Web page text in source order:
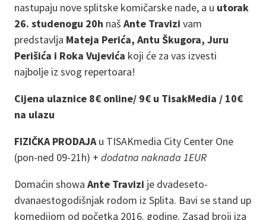
nastupaju nove splitske komičarske nade, a u utorak
26. studenogu 20h naš Ante Travizi vam
predstavlja Mateja Perića, Antu Škugora, Juru
Perišića i Roka Vujevića koji će za vas izvesti
najbolje iz svog repertoara!
Cijena ulaznice 8€ online/ 9€ u TisakMedia / 10€
na ulazu
FIZIČKA PRODAJAu TISAKmedia City Center One
(pon-ned 09-21h) + dodatna naknada 1EUR
Domaćin showa Ante Travizi je dvadeseto-
dvanaestogodišnjak rodom iz Splita. Bavi se stand up
komedijom od početka 2016. godine. Zasad broji iza